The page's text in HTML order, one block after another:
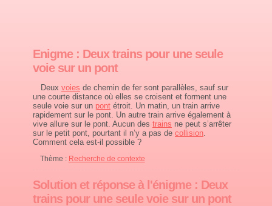
Enigme : Deux trains pour une seule
voie sur un pont
Deux voies de chemin de fer sont parallèles, sauf sur
une courte distance où elles se croisent et forment une
seule voie sur un pont étroit. Un matin, un train arrive
rapidement sur le pont. Un autre train arrive également à
vive allure sur le pont. Aucun des trains ne peut s’arrêter
sur le petit pont, pourtant il n’y a pas de collision.
Comment cela est-il possible ?
Thème : Recherche de contexte
Solution et réponse à l'énigme : Deux
trains pour une seule voie sur un pont